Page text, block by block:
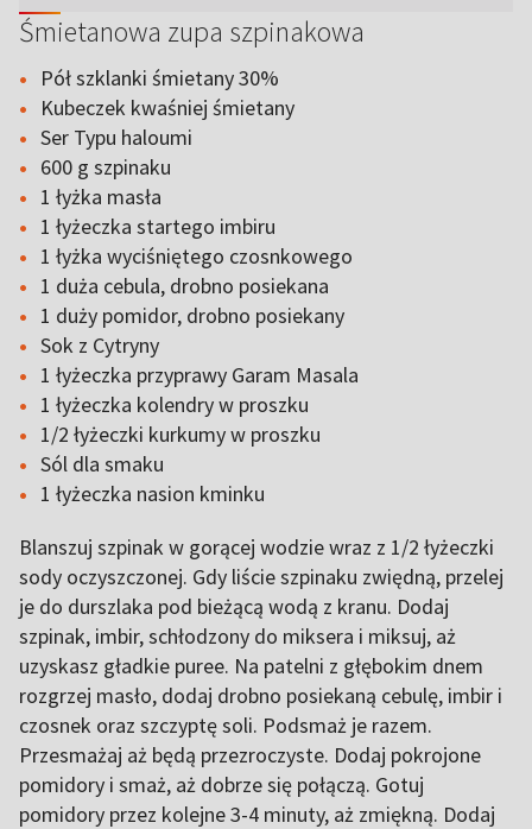
Śmietanowa zupa szpinakowa
Pół szklanki śmietany 30%
Kubeczek kwaśniej śmietany
Ser Typu haloumi
600 g szpinaku
1 łyżka masła
1 łyżeczka startego imbiru
1 łyżka wyciśniętego czosnkowego
1 duża cebula, drobno posiekana
1 duży pomidor, drobno posiekany
Sok z Cytryny
1 łyżeczka przyprawy Garam Masala
1 łyżeczka kolendry w proszku
1/2 łyżeczki kurkumy w proszku
Sól dla smaku
1 łyżeczka nasion kminku
Blanszuj szpinak w gorącej wodzie wraz z 1/2 łyżeczki
sody oczyszczonej. Gdy liście szpinaku zwiędną, przelej
je do durszlaka pod bieżącą wodą z kranu. Dodaj
szpinak, imbir, schłodzony do miksera i miksuj, aż
uzyskasz gładkie puree. Na patelni z głębokim dnem
rozgrzej masło, dodaj drobno posiekaną cebulę, imbir i
czosnek oraz szczyptę soli. Podsmaż je razem.
Przesmażaj aż będą przezroczyste. Dodaj pokrojone
pomidory i smaż, aż dobrze się połączą. Gotuj
pomidory przez kolejne 3-4 minuty, aż zmiękną. Dodaj